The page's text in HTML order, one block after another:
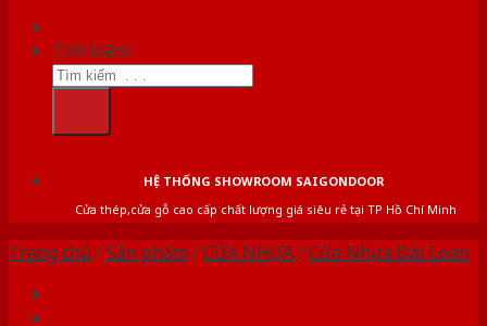
Tìm kiếm:
HỆ THỐNG SHOWROOM SAIGONDOOR
Cửa thép,cửa gỗ cao cấp chất lượng giá siêu rẻ tại TP Hồ Chí Minh
Trang chủ /Sản phẩm /CỬA NHỰA/Cửa Nhựa Đài Loan